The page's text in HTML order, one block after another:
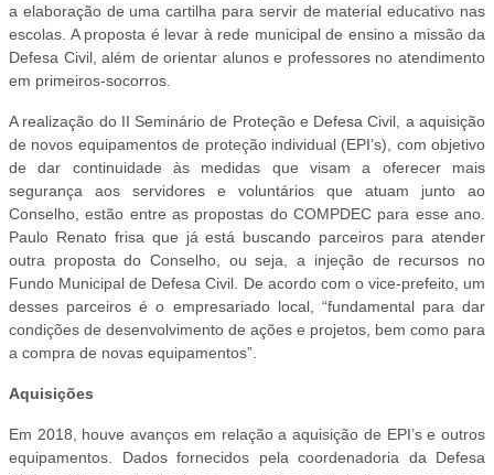
a elaboração de uma cartilha para servir de material educativo nas
escolas. A proposta é levar à rede municipal de ensino a missão da
Defesa Civil, além de orientar alunos e professores no atendimento
em primeiros-socorros.
A realização do II Seminário de Proteção e Defesa Civil, a aquisição
de novos equipamentos de proteção individual (EPI’s), com objetivo
de dar continuidade às medidas que visam a oferecer mais
segurança aos servidores e voluntários que atuam junto ao
Conselho, estão entre as propostas do COMPDEC para esse ano.
Paulo Renato frisa que já está buscando parceiros para atender
outra proposta do Conselho, ou seja, a injeção de recursos no
Fundo Municipal de Defesa Civil. De acordo com o vice-prefeito, um
desses parceiros é o empresariado local, “fundamental para dar
condições de desenvolvimento de ações e projetos, bem como para
a compra de novas equipamentos”.
Aquisições
Em 2018, houve avanços em relação a aquisição de EPI’s e outros
equipamentos. Dados fornecidos pela coordenadoria da Defesa